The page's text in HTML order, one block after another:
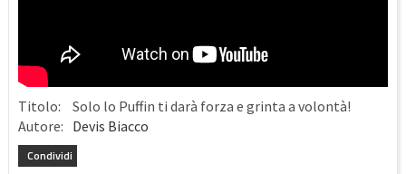
Titolo:
Solo lo Puffin ti darà forza e grinta a volontà!
Autore: Devis Biacco
Condividi